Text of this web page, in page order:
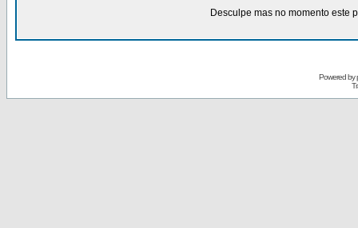
Desculpe mas no momento este
Powered by